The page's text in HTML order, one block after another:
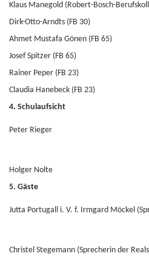
Klaus Manegold (Robert-Bosch-
Dirk-Otto-Arndts (FB 30)
Ahmet Mustafa Gönen (FB 65)
Josef Spitzer (FB 65)
Rainer Peper (FB 23)
Claudia Hanebeck (FB 23)
4. Schulaufsicht
Peter Rieger
Holger Nolte
5. Gäste
Jutta Portugall i. V. f. Irmgard Möckel
Christel Stegemann (Sprecherin der